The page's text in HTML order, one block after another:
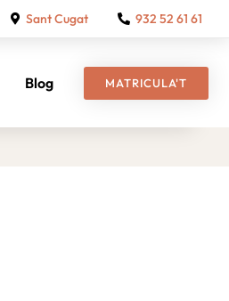
Sant Cugat 932 52 61 61
Blog MATRICULA'T